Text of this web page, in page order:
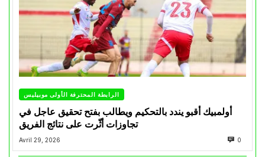
الرابطة المحترفة الأولى موبيليس
أولمبيك أقبو يندد بالتحكيم ويطالب بفتح تحقيق عاجل في
تجاوزات أثّرت على نتائج الفريق
Avril 29, 2026 0